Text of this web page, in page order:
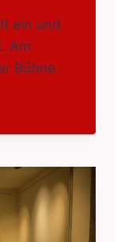
ein und
Am
Bühne.